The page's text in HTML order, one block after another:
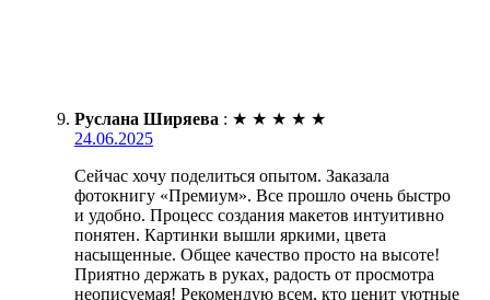
Руслана Ширяева : ★ ★ ★ ★ ★
24.06.2025
Сейчас хочу поделиться опытом. Заказала
фотокнигу «Премиум». Все прошло очень быстро
и удобно. Процесс создания макетов интуитивно
понятен. Картинки вышли яркими, цвета
насыщенные. Общее качество просто на высоте!
Приятно держать в руках, радость от просмотра
неописуемая! Рекомендую всем, кто ценит уютные